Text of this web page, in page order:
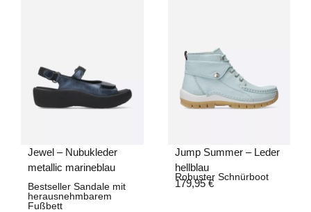
Jewel – Nubukleder
metallic marineblau
Bestseller Sandale mit
herausnehmbarem
Fußbett
Jump Summer – Leder
hellblau
Robuster Schnürboot
179,95€